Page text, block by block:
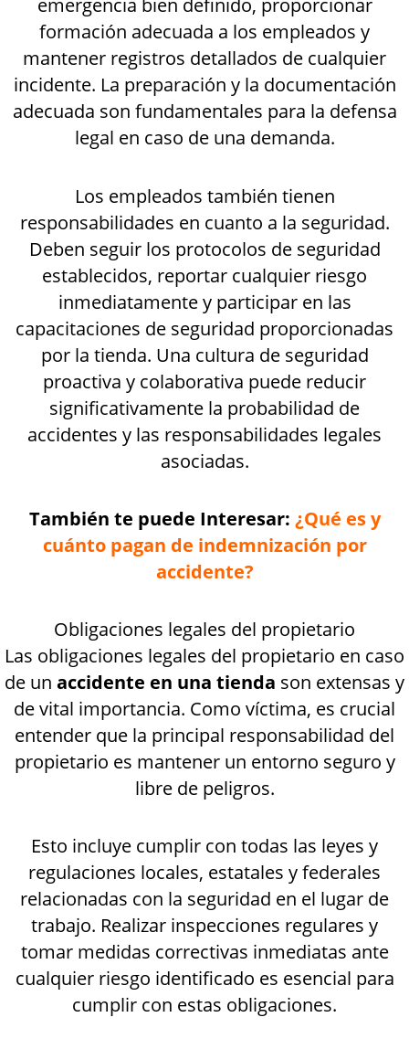
emergencia bien definido, proporcionar
formación adecuada a los empleados y
mantener registros detallados de cualquier
incidente. La preparación y la documentación
adecuada son fundamentales para la defensa
legal en caso de una demanda.
Los empleados también tienen
responsabilidades en cuanto a la seguridad.
Deben seguir los protocolos de seguridad
establecidos, reportar cualquier riesgo
inmediatamente y participar en las
capacitaciones de seguridad proporcionadas
por la tienda. Una cultura de seguridad
proactiva y colaborativa puede reducir
significativamente la probabilidad de
accidentes y las responsabilidades legales
asociadas.
También te puede Interesar: ¿Qué es y
cuánto pagan de indemnización por
accidente?
Obligaciones legales del propietario
Las obligaciones legales del propietario en caso
de un accidente en una tienda son extensas y
de vital importancia. Como víctima, es crucial
entender que la principal responsabilidad del
propietario es mantener un entorno seguro y
libre de peligros.
Esto incluye cumplir con todas las leyes y
regulaciones locales, estatales y federales
relacionadas con la seguridad en el lugar de
trabajo. Realizar inspecciones regulares y
tomar medidas correctivas inmediatas ante
cualquier riesgo identificado es esencial para
cumplir con estas obligaciones.